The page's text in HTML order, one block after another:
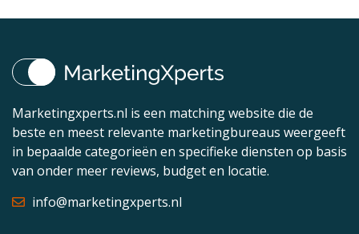
Marketingxperts.nl is een matching website die de
beste en meest relevante marketingbureaus weergeeft
in bepaalde categorieën en specifieke diensten op basis
van onder meer reviews, budget en locatie.
info@marketingxperts.nl